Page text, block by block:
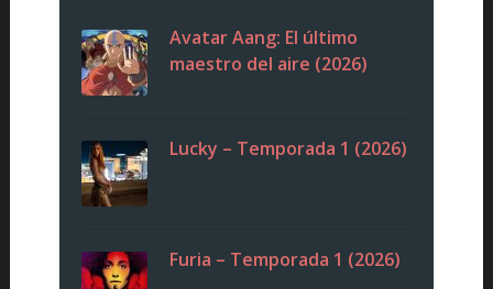
Avatar Aang: El último
maestro del aire (2026)
Lucky – Temporada 1 (2026)
Furia – Temporada 1 (2026)